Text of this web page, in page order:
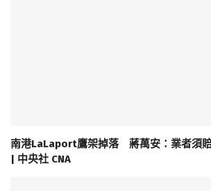
南港LaLaport鷹架掉落 蔣萬安：業者須
| 中央社 CNA